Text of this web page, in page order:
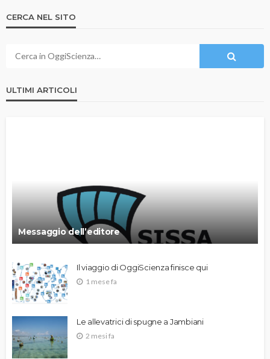
CERCA NEL SITO
ULTIMI ARTICOLI
Messaggio dell’editore
Il viaggio di OggiScienza finisce qui
1 mese fa
Le allevatrici di spugne a Jambiani
2 mesi fa